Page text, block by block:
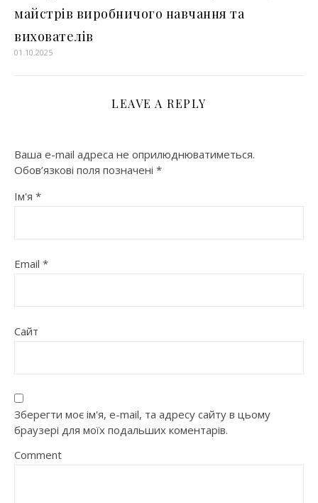
майстрів виробничого навчання та
вихователів
01.10.2025
LEAVE A REPLY
Ваша e-mail адреса не оприлюднюватиметься.
Обов’язкові поля позначені *
Ім'я *
Email *
Сайт
Зберегти моє ім'я, e-mail, та адресу сайту в цьому
браузері для моїх подальших коментарів.
Comment